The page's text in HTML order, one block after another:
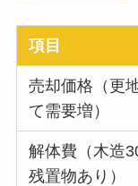
項目
売却価格（更
て需要増）
解体費（木造
残置物あり）